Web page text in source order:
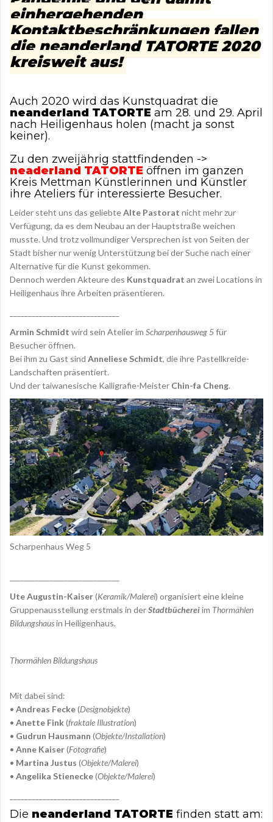
einhergehenden
Kontaktbeschränkungen fallen
die neanderland TATORTE 2020
kreisweit aus!
Auch 2020 wird das Kunstquadrat die
neanderland TATORTE am 28. und 29. April
nach Heiligenhaus holen (macht ja sonst
keiner).
Zu den zweijährig stattfindenden ->
neaderland TATORTE öffnen im ganzen
Kreis Mettman Künstlerinnen und Künstler
ihre Ateliers für interessierte Besucher.
Leider steht uns das geliebteAlte Pastorat nicht mehr zur
Verfügung, da es dem Neubau an der Hauptstraße weichen
musste. Und trotz vollmundiger Versprechen ist von Seiten der
Stadt bisher nur wenig Unterstützung bei der Suche nach einer
Alternative für die Kunst gekommen.
Dennoch werden Akteure des Kunstquadrat an zwei Locations in
Heiligenhaus ihre Arbeiten präsentieren.
Armin Schmidt wird sein Atelier im Scharpenhausweg 5für
Besucher öffnen.
Bei ihm zu Gast sind Anneliese Schmidt, die ihre Pastellkreide-
Landschaften präsentiert.
Und der taiwanesische Kalligrafie-Meister Chin-fa Cheng.
Scharpenhaus Weg 5
Ute Augustin-Kaiser(Keramik/Malerei) organisiert eine kleine
Gruppenausstellung erstmals in derStadtbüchereiim Thormählen
Bildungshausin Heiligenhaus.
Thormählen Bildungshaus
Mit dabei sind:
• Andreas Fecke(Designobjekte)
• Anette Fink(fraktale Illustration)
• Gudrun Hausmann (Objekte/Installation)
• Anne Kaiser(Fotografie)
• Martina Justus (Objekte/Malerei)
• Angelika Stienecke(Objekte/Malerei)
Die neanderland TATORTE finden statt am: